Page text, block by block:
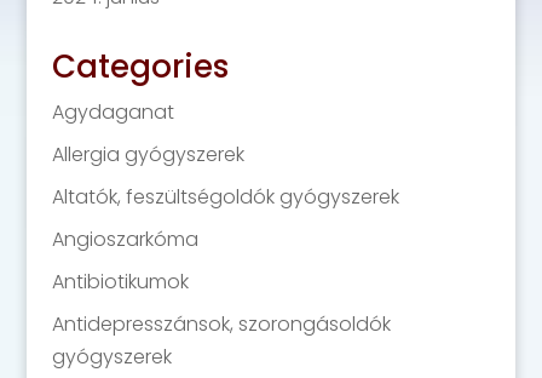
Categories
Agydaganat
Allergia gyógyszerek
Altatók, feszültségoldók gyógyszerek
Angioszarkóma
Antibiotikumok
Antidepresszánsok, szorongásoldók
gyógyszerek